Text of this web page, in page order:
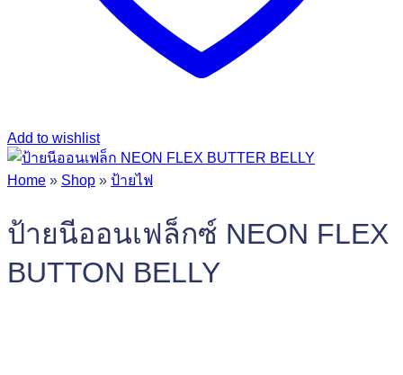
Add to wishlist
Home » Shop » ป้ายไฟ
ป้ายนีออนเฟล็กซ์ NEON FLEX
BUTTON BELLY